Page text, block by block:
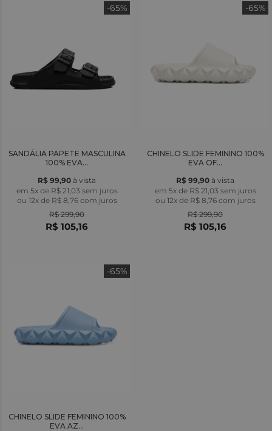
-65%
SANDÁLIA PAPETE MASCULINA
100% EVA...
R$ 299,90
R$ 105,16
em 5x de R$ 21,03 sem juros
ou 12x de R$ 8,76 com juros
R$ 99,90 à vista
-65%
CHINELO SLIDE FEMININO 100%
EVA OF...
R$ 299,90
R$ 105,16
em 5x de R$ 21,03 sem juros
ou 12x de R$ 8,76 com juros
R$ 99,90 à vista
-65%
CHINELO SLIDE FEMININO 100%
EVA AZ...